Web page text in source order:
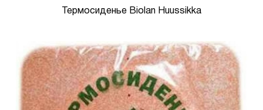
Термосиденье Biolan Huussikka